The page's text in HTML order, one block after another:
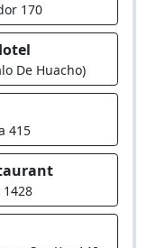
170
De Huacho)
415